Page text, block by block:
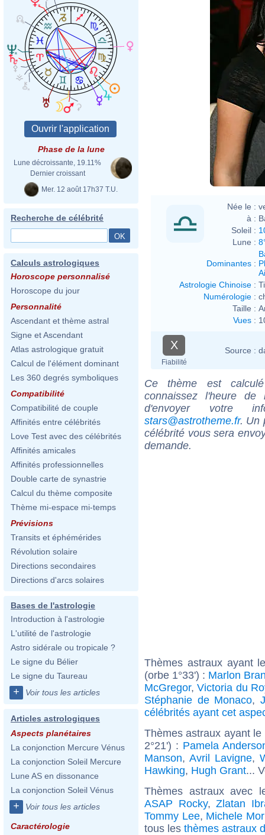
Phase de la lune
Lune décroissante, 19.11%
Dernier croissant
Mer. 12 août 17h37 T.U.
Recherche de célébrité
Calculs astrologiques
Horoscope personnalisé
Horoscope du jour
Personnalité
Ascendant et thème astral
Signe et Ascendant
Atlas astrologique gratuit
Calcul de l'élément dominant
Les 360 degrés symboliques
Compatibilité
Compatibilité de couple
Affinités entre célébrités
Love Test avec des célébrités
Affinités amicales
Affinités professionnelles
Double carte de synastrie
Calcul du thème composite
Thème mi-espace mi-temps
Prévisions
Transits et éphémérides
Révolution solaire
Directions secondaires
Directions d'arcs solaires
Bases de l'astrologie
Introduction à l'astrologie
L'utilité de l'astrologie
Astro sidérale ou tropicale ?
Le signe du Bélier
Le signe du Taureau
+ Voir tous les articles
Articles astrologiques
Aspects planétaires
La conjonction Mercure Vénus
La conjonction Soleil Mercure
Lune AS en dissonance
La conjonction Soleil Vénus
+ Voir tous les articles
Caractérologie
Née le :
à :
Soleil :
Lune :
Dominantes :
Astrologie Chinoise :
Numérologie :
Taille :
Vues :
X
Fiabilité
Source :
Ce thème est
connaissez l'heure de
d'envoyer votre
stars@astrotheme.fr. Un
célébrité vous sera
demande.
Thèmes astraux ayant
(orbe 1°33') : Marlon
McGregor,Victoria du
Stéphanie de Monaco,
célébrités ayant cet
Thèmes astraux ayant
2°21') : Pamela
Manson, Avril Lavigne,
Hawking, Hugh Grant...
Thèmes astraux avec
ASAP Rocky,Zlatan
Tommy Lee, Michele
tous les thèmes astraux